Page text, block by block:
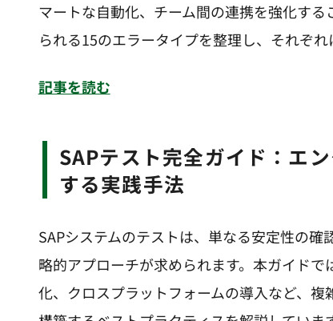
マートな自動化、チーム間の連携を強化す
られる15のエラータイプを整理し、それぞ
記事を読む
SAPテスト完全ガイド：エンタープライズソリューションを最適化
する実践手法
SAPシステムのテストは、単なる安定性の
略的アプローチが求められます。本ガイド
化、クロスプラットフォームの導入など、